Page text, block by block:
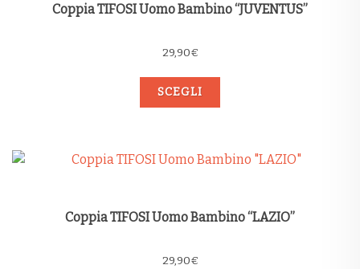
Coppia TIFOSI Uomo Bambino “JUVENTUS”
29,90€
SCEGLI
Coppia TIFOSI Uomo Bambino “LAZIO”
29,90€